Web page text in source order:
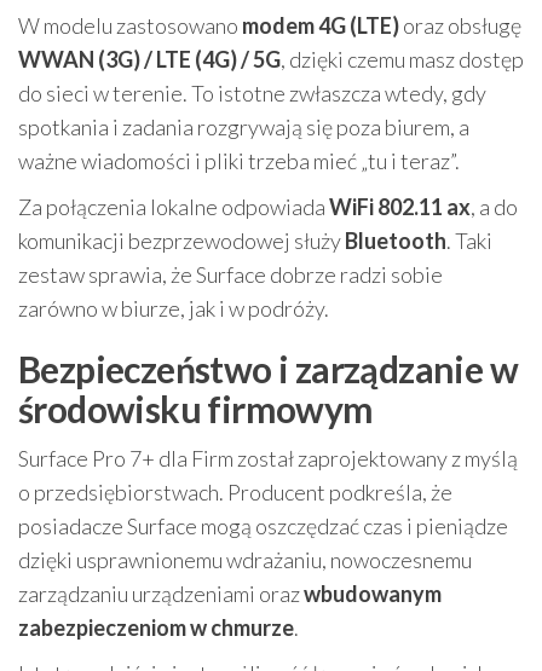
W modelu zastosowano modem 4G (LTE)oraz obsługę
WWAN (3G) / LTE (4G) / 5G, dzięki czemu masz dostęp
do sieci w terenie. To istotne zwłaszcza wtedy, gdy
spotkania i zadania rozgrywają się poza biurem, a
ważne wiadomości i pliki trzeba mieć „tu i teraz”.
Za połączenia lokalne odpowiadaWiFi 802.11 ax, a do
komunikacji bezprzewodowej służyBluetooth. Taki
zestaw sprawia, że Surface dobrze radzi sobie
zarówno w biurze, jak i w podróży.
Bezpieczeństwo i zarządzanie w
środowisku firmowym
Surface Pro 7+ dla Firm został zaprojektowany z myślą
o przedsiębiorstwach. Producent podkreśla, że
posiadacze Surface mogą oszczędzać czas i pieniądze
dzięki usprawnionemu wdrażaniu, nowoczesnemu
zarządzaniu urządzeniami orazwbudowanym
zabezpieczeniom w chmurze.